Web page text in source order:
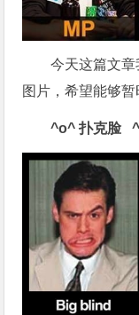
今天这篇文
图片，希望能够
^o^扑克脸